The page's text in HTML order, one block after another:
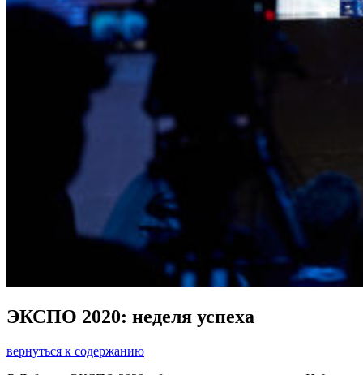
ЭКСПО 2020: неделя успеха
вернуться к содержанию